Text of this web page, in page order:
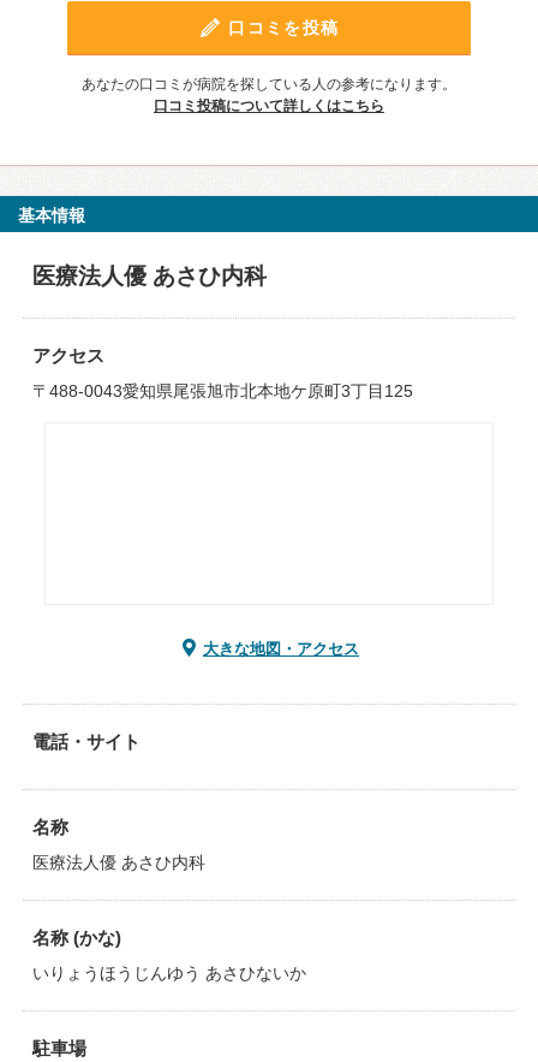
口コミを投稿
あなたの口コミが病院を探している人の参考になります。
口コミ投稿について詳しくはこちら
基本情報
医療法人優 あさひ内科
アクセス
〒488-0043愛知県尾張旭市北本地ケ原町3丁目125
大きな地図・アクセス
電話・サイト
名称
医療法人優 あさひ内科
名称 (かな)
いりょうほうじんゆう あさひないか
駐車場